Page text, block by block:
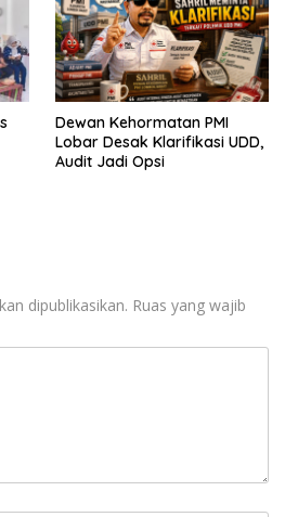
Dewan Kehormatan PMI
Lobar Desak Klarifikasi UDD,
Audit Jadi Opsi
dipublikasikan. Ruas yang wajib